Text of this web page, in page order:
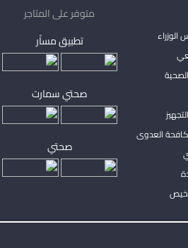
العدوى
متوفر على المتاجر
تطبيق مساْر
صحتي سمارت
صحتي